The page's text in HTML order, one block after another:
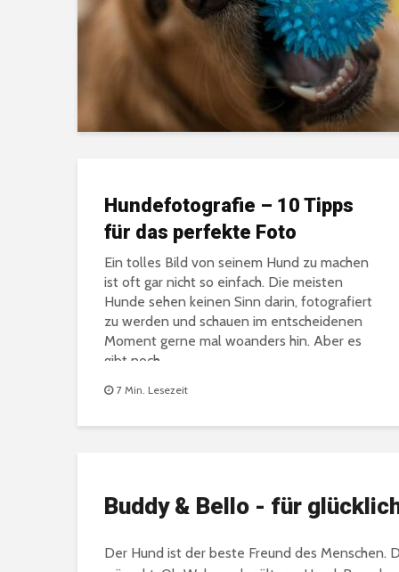
Hundefotografie – 10 Tipps
für das perfekte Foto
Ein tolles Bild von seinem Hund zu machen
ist oft gar nicht so einfach. Die meisten
Hunde sehen keinen Sinn darin, fotografiert
zu werden und schauen im entscheidenen
Moment gerne mal woanders hin. Aber es
gibt noch...
7 Min. Lesezeit
Buddy & Bello - für
Der Hund ist der beste Freund des Menschen.